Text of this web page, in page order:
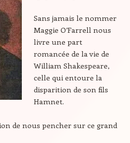
Sans jamais le nommer
Maggie O’Farrell nous
livre une part
romancée de la vie de
William Shakespeare,
celle qui entoure la
disparition de son fils
Hamnet.
de nous pencher sur ce grand